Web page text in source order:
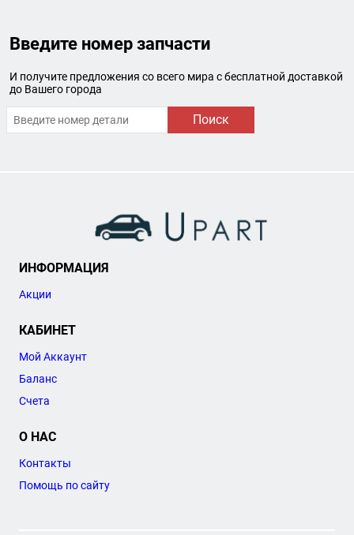
Введите номер запчасти
И получите предложения со всего мира с бесплатной доставкой
до Вашего города
Поиск
ИНФОРМАЦИЯ
Акции
КАБИНЕТ
Мой Аккаунт
Баланс
Счета
О НАС
Контакты
Помощь по сайту